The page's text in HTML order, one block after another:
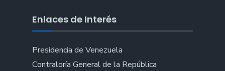
Enlaces de Interés
Presidencia de Venezuela
Contraloría General de la República